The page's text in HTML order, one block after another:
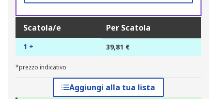
Scatola/e Per Scatola
1 + 39,81 €
*prezzo indicativo
Aggiungi alla tua lista